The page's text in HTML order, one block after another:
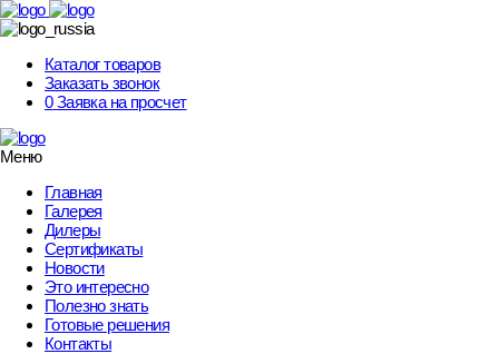
Skip
to
Каталог товаров
Заказать звонок
0 Заявка на просчет
Меню
Главная
Галерея
Дилеры
Сертификаты
Новости
Это интересно
Полезно знать
Готовые решения
Контакты